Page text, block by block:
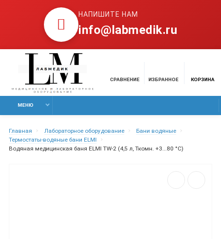
НАПИШИТЕ НАМ
info@labmedik.ru
СРАВНЕНИЕ ИЗБРАННОЕ КОРЗИНА
МЕНЮ
Главная Лабораторное оборудование
Бани водяные
Термостаты-водяные бани ELMI
Водяная медицинская баня ELMI TW-2 (4,5 л, Ткомн. +3...80 °С)